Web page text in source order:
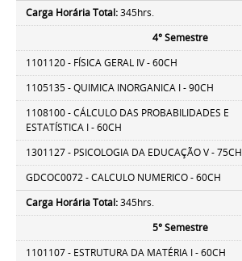
Carga Horária Total:345hrs.
4° Semestre
1101120 - FÍSICA GERAL IV - 60CH
1105135 - QUIMICA INORGANICA I - 90CH
1108100 - CÁLCULO DAS PROBABILIDADES E
ESTATÍSTICA I - 60CH
1301127 - PSICOLOGIA DA EDUCAÇÃO V - 75CH
GDCOC0072 - CALCULO NUMERICO - 60CH
Carga Horária Total:345hrs.
5° Semestre
1101107 - ESTRUTURA DA MATÉRIA I - 60CH